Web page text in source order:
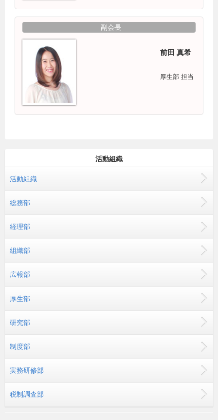
副会長
前田 真希
厚生部 担当
活動組織
活動組織
総務部
経理部
組織部
広報部
厚生部
研究部
制度部
実務研修部
税制調査部